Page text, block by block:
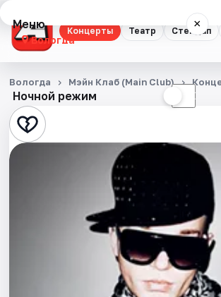
Концерты Театр Стендап
Меню ×
Вологда
Концерты
Театр
Стендап
Ночной режим ☾
Вологда Мэйн Клаб (Main Club)